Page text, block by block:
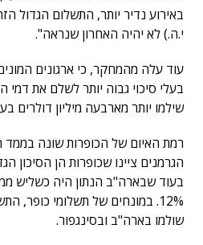
י.ה.) לא יהיה האחרון שנראה".
בעלי סיכוי גבוה יותר לשלם את
שילמו יותר מארבעה מיליון דולרים
הגרמנים ציינו שכופרות הן הסיכון
12%. במונחים של תשלומי כופר,
שולמו בארה"ב ובסינגפור.